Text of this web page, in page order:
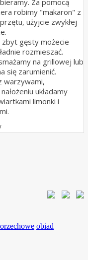
robimy "makaron" z
użyjcie zwykłej
zbyt gęsty możecie
rozmieszać.
na grillowej lub
się zarumienić.
warzywami,
układamy
limonki i
obiad